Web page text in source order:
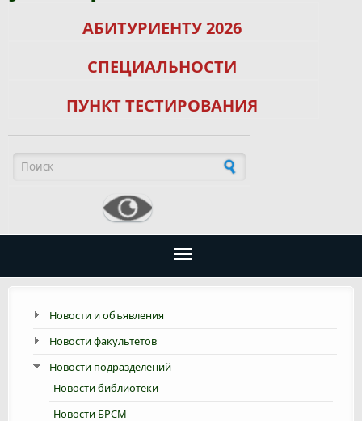
АБИТУРИЕНТУ 2026
СПЕЦИАЛЬНОСТИ
ПУНКТ ТЕСТИРОВАНИЯ
Новости и объявления
Новости факультетов
Новости подразделений
Новости библиотеки
Новости БРСМ